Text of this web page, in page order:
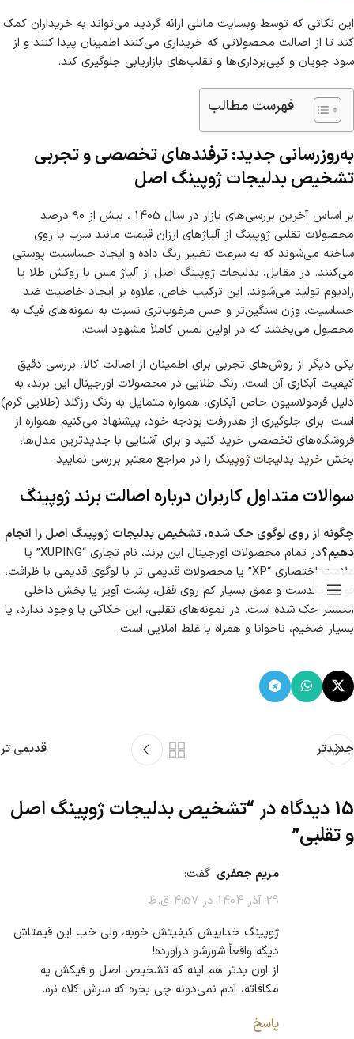
این نکاتی که توسط وبسایت مانلی ارائه گردید می‌تواند به خریداران کمک
کند تا از اصالت محصولاتی که خریداری می‌کنند اطمینان پیدا کنند و از
سود جویان و کپی‌برداری‌ها و تقلب‌های بازاریابی جلوگیری کند.
فهرست مطالب
به‌روزرسانی جدید: ترفندهای تخصصی و تجربی
تشخیص بدلیجات ژوپینگ اصل
بر اساس آخرین بررسی‌های بازار در سال 1405 ، بیش از ۹۰ درصد
محصولات تقلبی ژوپینگ از آلیاژهای ارزان قیمت مانند سرب یا روی
ساخته می‌شوند که به سرعت تغییر رنگ داده و ایجاد حساسیت پوستی
می‌کنند. در مقابل، بدلیجات ژوپینگ اصل از آلیاژ مس با روکش طلا یا
رادیوم تولید می‌شوند. این ترکیب خاص، علاوه بر ایجاد خاصیت ضد
حساسیت، وزن سنگین‌تر و حس مرغوب‌تری نسبت به نمونه‌های فیک به
محصول می‌بخشد که در اولین لمس کاملاً مشهود است.
یکی دیگر از روش‌های تجربی برای اطمینان از اصالت کالا، بررسی دقیق
کیفیت آبکاری آن است. رنگ طلایی در محصولات اورجینال این برند، به
دلیل فرمولاسیون خاص آبکاری، همواره متمایل به رنگ رزگلد (طلایی گرم)
است. برای جلوگیری از هدررفت بودجه خود، پیشنهاد می‌کنیم همواره از
فروشگاه‌های تخصصی خرید کنید و برای آشنایی با جدیدترین مدل‌ها،
بخش خرید بدلیجات ژوپینگ را در مراجع معتبر بررسی نمایید.
سوالات متداول کاربران درباره اصالت برند ژوپینگ
چگونه از روی لوگوی حک شده، تشخیص بدلیجات ژوپینگ اصل را انجام
دهیم؟
در تمام محصولات اورجینال این برند، نام تجاری “XUPING” یا
علامت اختصاری “XP” یا محصولات قدیمی تر با لوگوی قدیمی با ظرافت،
فونت یکدست و عمق بسیار کم روی قفل، پشت آویز یا بخش داخلی
انگشتر حک شده است. در نمونه‌های تقلبی، این حکاکی یا وجود ندارد، یا
بسیار ضخیم، ناخوانا و همراه با غلط املایی است.
جدیدتر قدیمی تر
15 دیدگاه در “
تشخیص بدلیجات ژوپینگ اصل
و تقلبی”
مریم جعفری گفت:
29 آذر 1404 در 4:57 ق.ظ
ژوپینگ خداییش کیفیتش خوبه، ولی خب این قیمتاش
دیگه واقعاً شورشو درآورده!
از اون بدتر هم اینه که تشخیص اصل و فیکش یه
مکافاته، آدم نمی‌دونه چی بخره که سرش کلاه نره.
پاسخ